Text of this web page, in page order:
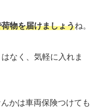
物を届けましょうね。
なく、気軽に入れま
んかは車両保険つけても